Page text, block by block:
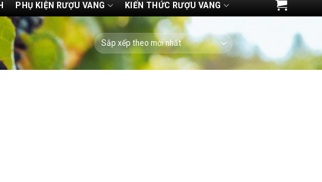
PHỤ KIỆN RƯỢU VANG KIẾN THỨC RƯỢU VANG